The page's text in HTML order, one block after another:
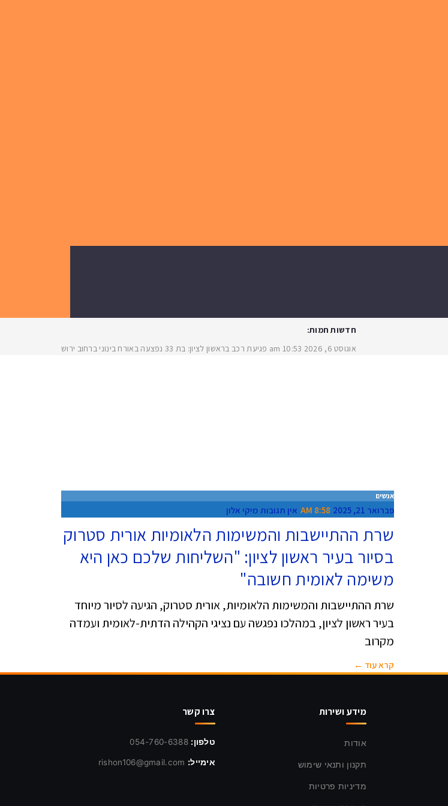
חדשות חמות:
אוגוסט 6, 2026
10:53 am פגיעת רכב בראשון לציון: בת 33 נפצעה באורח בינוני ברחוב ירושלים
אנשים
פברואר 21, 2025 8:58 AM אין תגובות מיקי אלון
שרת ההתיישבות והמשימות הלאומיות אורית סטרוק
בסיור בעיר ראשון לציון: "השליחות שלכם כאן היא
משימה לאומית חשובה"
שרת ההתיישבות והמשימות הלאומיות, אורית סטרוק, הגיעה לסיור מיוחד
בעיר ראשון לציון, במהלכו נפגשה עם נציגי הקהילה הדתית-לאומית ועמדה
מקרוב
קרא עוד ←
מידע ושירות
אודות
תקנון ותנאי שימוש
מדיניות פרטיות
צרו קשר
טלפון: 054-760-6388
אימייל: rishon106@gmail.com